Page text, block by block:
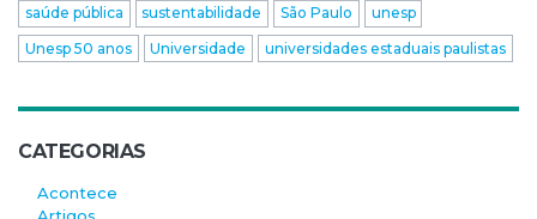
saúde pública
sustentabilidade São Paulo
unesp
Unesp 50 anos
Universidade universidades estaduais paulistas
CATEGORIAS
Acontece